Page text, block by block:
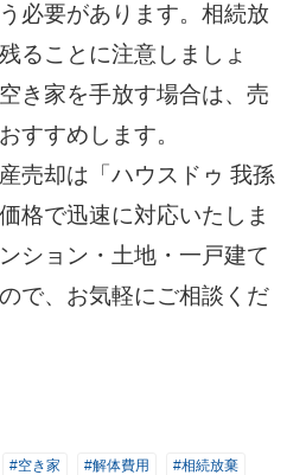
必要があります。相続放
ることに注意しましょ
き家を手放す場合は、売
すすめします。
売却は「ハウスドゥ 我孫
格で迅速に対応いたしま
ション・土地・一戸建て
で、お気軽にご相談くだ
#空き家 #解体費用 #相続放棄